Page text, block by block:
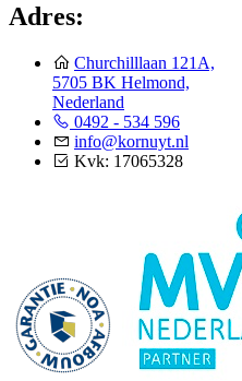
Adres:
Churchilllaan 121A,
5705 BK Helmond,
Nederland
0492 - 534 596
info@kornuyt.nl
Kvk: 17065328